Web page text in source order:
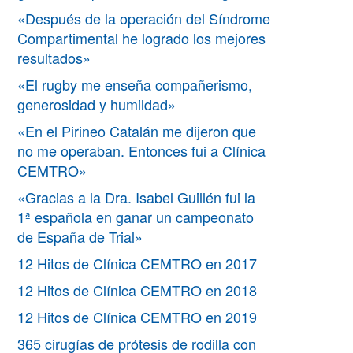
«Después de la operación del Síndrome
Compartimental he logrado los mejores
resultados»
«El rugby me enseña compañerismo,
generosidad y humildad»
«En el Pirineo Catalán me dijeron que
no me operaban. Entonces fui a Clínica
CEMTRO»
«Gracias a la Dra. Isabel Guillén fui la
1ª española en ganar un campeonato
de España de Trial»
12 Hitos de Clínica CEMTRO en 2017
12 Hitos de Clínica CEMTRO en 2018
12 Hitos de Clínica CEMTRO en 2019
365 cirugías de prótesis de rodilla con